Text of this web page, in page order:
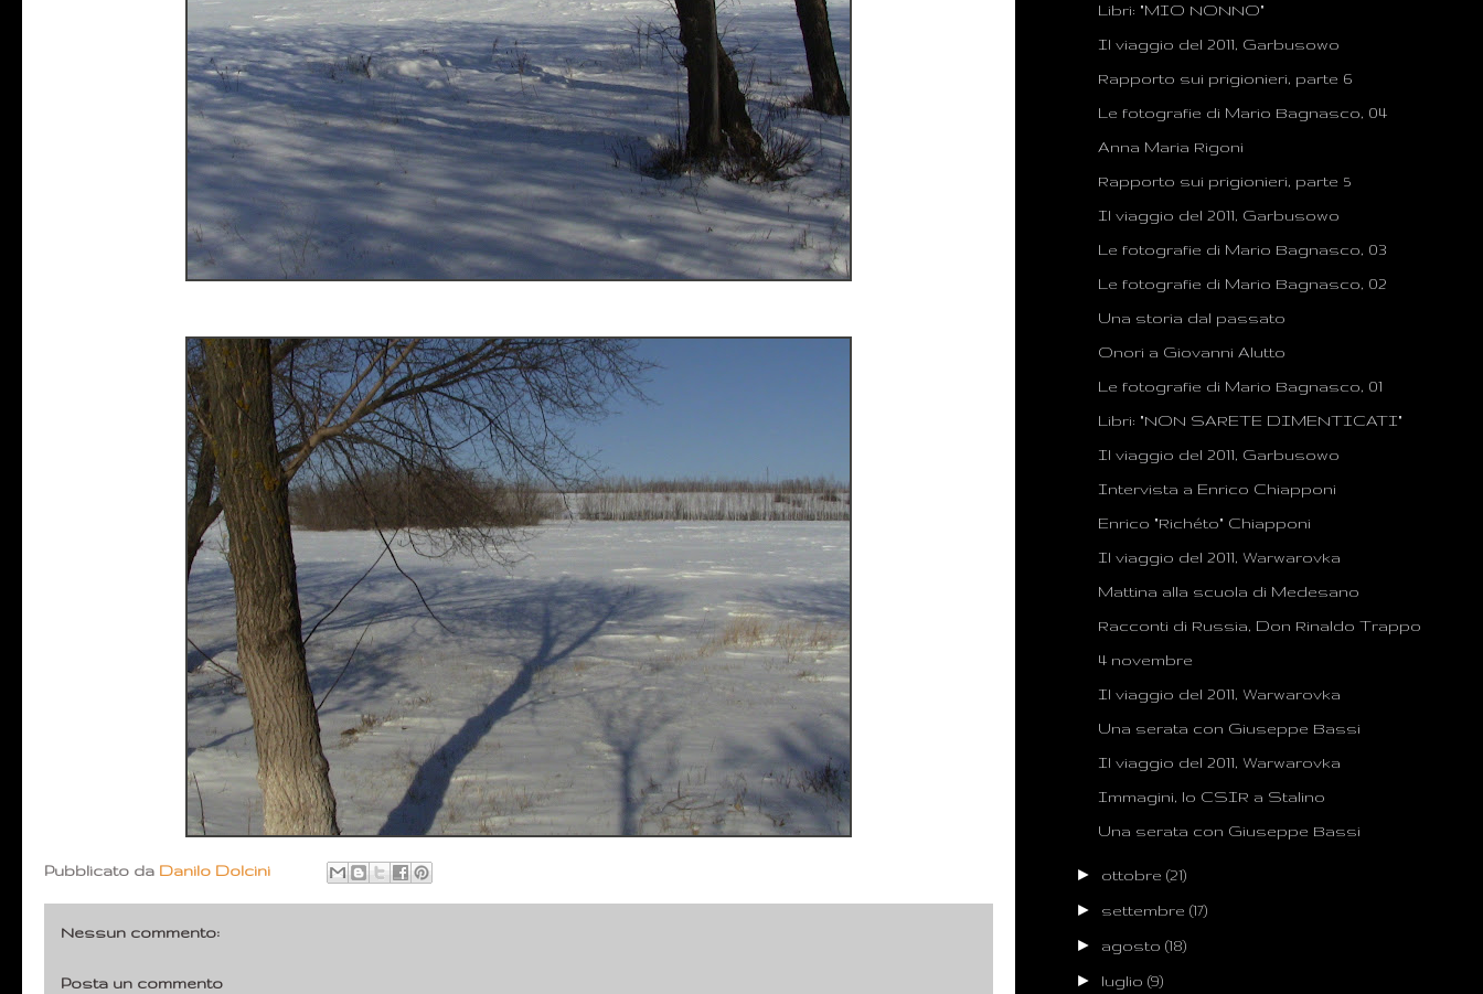
Pubblicato da Danilo Dolcini
Nessun commento:
Posta un commento
Libri: "MIO NONNO"
Il viaggio del 2011, Garbusowo
Rapporto sui prigionieri, parte 6
Le fotografie di Mario Bagnasco, 04
Anna Maria Rigoni
Rapporto sui prigionieri, parte 5
Il viaggio del 2011, Garbusowo
Le fotografie di Mario Bagnasco, 03
Le fotografie di Mario Bagnasco, 02
Una storia dal passato
Onori a Giovanni Alutto
Le fotografie di Mario Bagnasco, 01
Libri: "NON SARETE DIMENTICATI"
Il viaggio del 2011, Garbusowo
Intervista a Enrico Chiapponi
Enrico "Richéto" Chiapponi
Il viaggio del 2011, Warwarovka
Mattina alla scuola di Medesano
Racconti di Russia, Don Rinaldo Trappo
4 novembre
Il viaggio del 2011, Warwarovka
Una serata con Giuseppe Bassi
Il viaggio del 2011, Warwarovka
Immagini, lo CSIR a Stalino
Una serata con Giuseppe Bassi
► ottobre(21)
► settembre(17)
► agosto(18)
► luglio(9)